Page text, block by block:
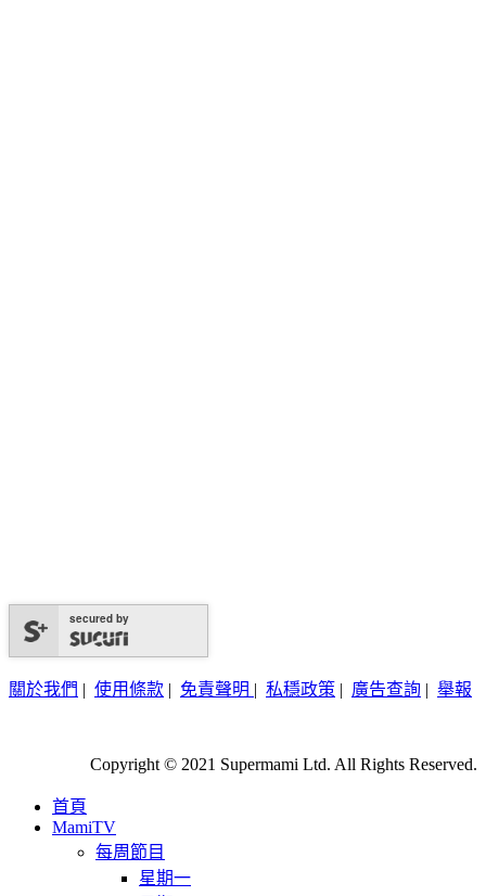
secured by
關於我們 | 使用條款 | 免責聲明 | 私穩政策 | 廣告查詢 | 舉報
Copyright © 2021 Supermami Ltd. All Rights Reserved.
首頁
MamiTV
每周節目
星期一